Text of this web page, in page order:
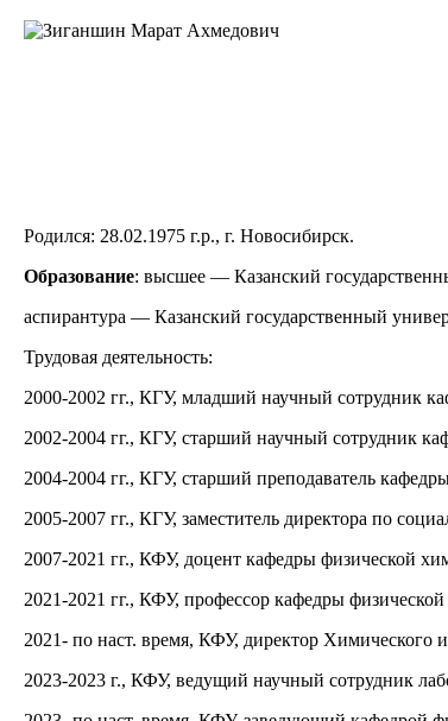
Родился: 28.02.1975 г.р., г. Новосибирск.
Образование: высшее — Казанский
аспирантура — Казанский государственный
Трудовая деятельность:
2000-2002 гг., КГУ, младший научный сотрудник
2002-2004 гг., КГУ, старший научный сотрудник
2004-2004 гг., КГУ, старший преподаватель
2005-2007 гг., КГУ, заместитель директора по
2007-2021 гг., КФУ, доцент кафедры физической
2021-2021 гг., КФУ, профессор кафедры
2021- по наст. время, КФУ, директор Химического
2023-2023 г., КФУ, ведущий научный сотрудник